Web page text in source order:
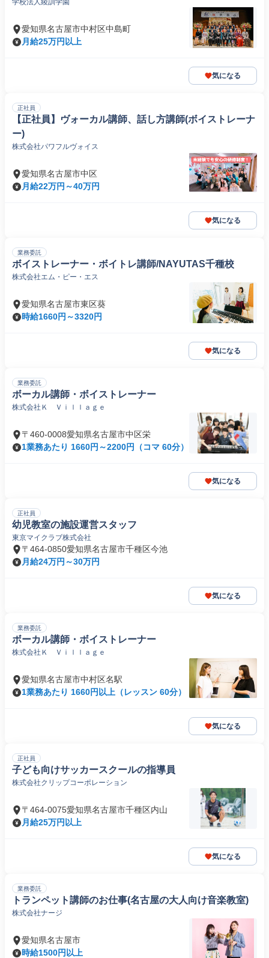
学校法人綾訓学園
愛知県名古屋市中村区中島町
月給25万円以上
気になる
正社員
【正社員】ヴォーカル講師、話し方講師(ボイストレーナ
ー)
株式会社パワフルヴォイス
愛知県名古屋市中区
月給22万円～40万円
気になる
業務委託
ボイストレーナー・ボイトレ講師/NAYUTAS千種校
株式会社エム・ピー・エス
愛知県名古屋市東区葵
時給1660円～3320円
気になる
業務委託
ボーカル講師・ボイストレーナー
株式会社Ｋ Ｖｉｌｌａｇｅ
〒460-0008愛知県名古屋市中区栄
1業務あたり 1660円～2200円（コマ 60分）
気になる
正社員
幼児教室の施設運営スタッフ
東京マイクラブ株式会社
〒464-0850愛知県名古屋市千種区今池
月給24万円～30万円
気になる
業務委託
ボーカル講師・ボイストレーナー
株式会社Ｋ Ｖｉｌｌａｇｅ
愛知県名古屋市中村区名駅
1業務あたり 1660円以上（レッスン 60分）
気になる
正社員
子ども向けサッカースクールの指導員
株式会社クリップコーポレーション
〒464-0075愛知県名古屋市千種区内山
月給25万円以上
気になる
業務委託
トランペット講師のお仕事(名古屋の大人向け音楽教室)
株式会社ナージ
愛知県名古屋市
時給1500円以上